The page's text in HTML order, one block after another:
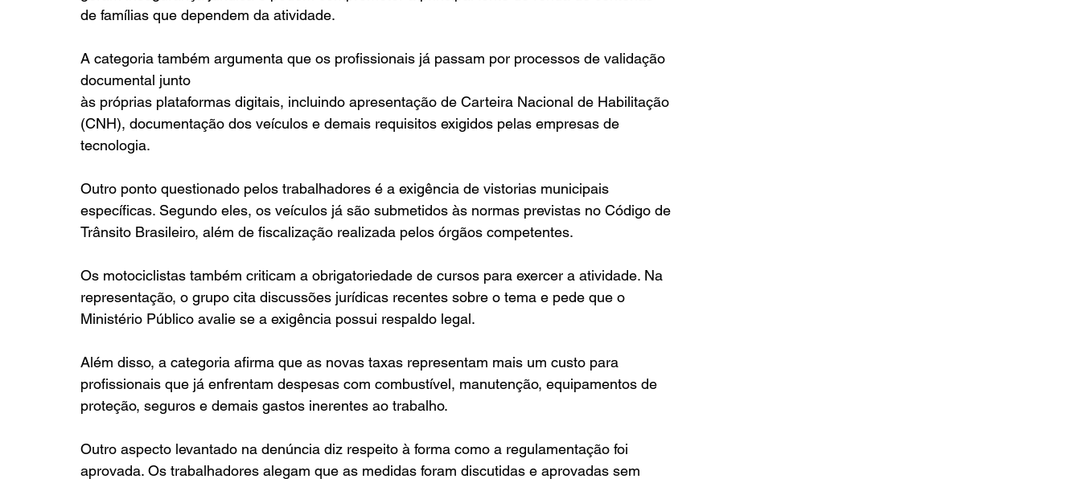
de famílias que dependem da atividade.
A categoria também argumenta que os profissionais já passam por processos de validação
documental junto
às próprias plataformas digitais, incluindo apresentação de Carteira Nacional de Habilitação
(CNH), documentação dos veículos e demais requisitos exigidos pelas empresas de
tecnologia.
Outro ponto questionado pelos trabalhadores é a exigência de vistorias municipais
específicas. Segundo eles, os veículos já são submetidos às normas previstas no Código de
Trânsito Brasileiro, além de fiscalização realizada pelos órgãos competentes.
Os motociclistas também criticam a obrigatoriedade de cursos para exercer a atividade. Na
representação, o grupo cita discussões jurídicas recentes sobre o tema e pede que o
Ministério Público avalie se a exigência possui respaldo legal.
Além disso, a categoria afirma que as novas taxas representam mais um custo para
profissionais que já enfrentam despesas com combustível, manutenção, equipamentos de
proteção, seguros e demais gastos inerentes ao trabalho.
Outro aspecto levantado na denúncia diz respeito à forma como a regulamentação foi
aprovada. Os trabalhadores alegam que as medidas foram discutidas e aprovadas sem